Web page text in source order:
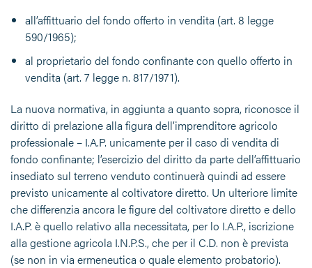
all’affittuario del fondo offerto in vendita (art. 8 legge
590/1965);
al proprietario del fondo confinante con quello offerto in
vendita (art. 7 legge n. 817/1971).
La nuova normativa, in aggiunta a quanto sopra, riconosce il
diritto di prelazione alla figura dell’imprenditore agricolo
professionale – I.A.P. unicamente per il caso di vendita di
fondo confinante; l’esercizio del diritto da parte dell’affittuario
insediato sul terreno venduto continuerà quindi ad essere
previsto unicamente al coltivatore diretto. Un ulteriore limite
che differenzia ancora le figure del coltivatore diretto e dello
I.A.P. è quello relativo alla necessitata, per lo I.A.P., iscrizione
alla gestione agricola I.N.P.S., che per il C.D. non è prevista
(se non in via ermeneutica o quale elemento probatorio).